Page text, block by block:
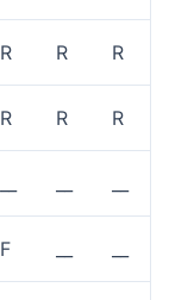
R R R
R R R
F